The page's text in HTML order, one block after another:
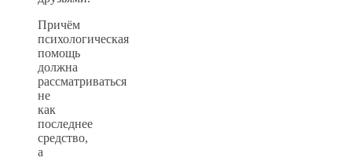
Причём
психологическая
помощь
должна
рассматриваться
не
как
последнее
средство,
а